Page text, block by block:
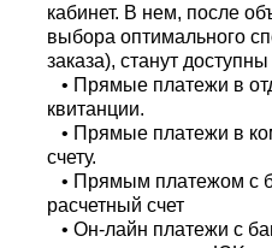
кабинет. В нем, после
выбора оптимального
заказа), станут
• Прямые платежи в
квитанции.
• Прямые платежи в
счету.
• Прямым платежом с
расчетный счет
• Он-лайн платежи с